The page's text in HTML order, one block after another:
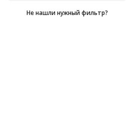
Не нашли нужный фильтр?